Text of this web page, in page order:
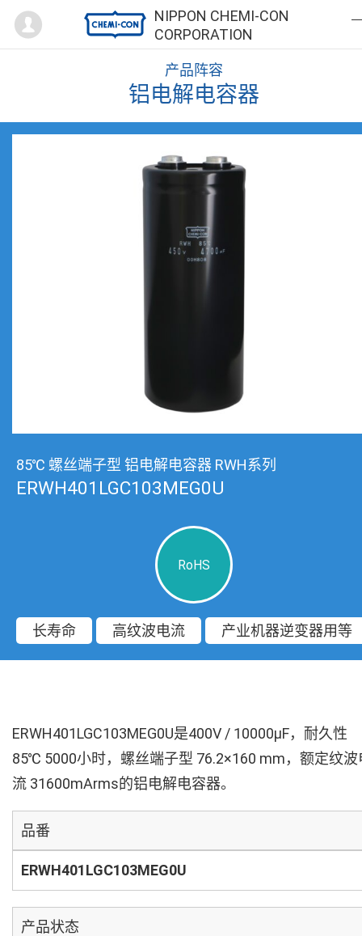
NIPPON CHEMI-CON
CORPORATION
Mypage
产品阵容
铝电解电容器
85℃ 螺丝端子型 铝电解电容器 RWH系列
ERWH401LGC103MEG0U
RoHS
长寿命 高纹波电流 产业机器逆变器用等
ERWH401LGC103MEG0U是400V / 10000µF，耐久性
85℃ 5000小时，螺丝端子型 76.2×160 mm，额定纹波
流 31600mArms的铝电解电容器。
品番
ERWH401LGC103MEG0U
产品状态